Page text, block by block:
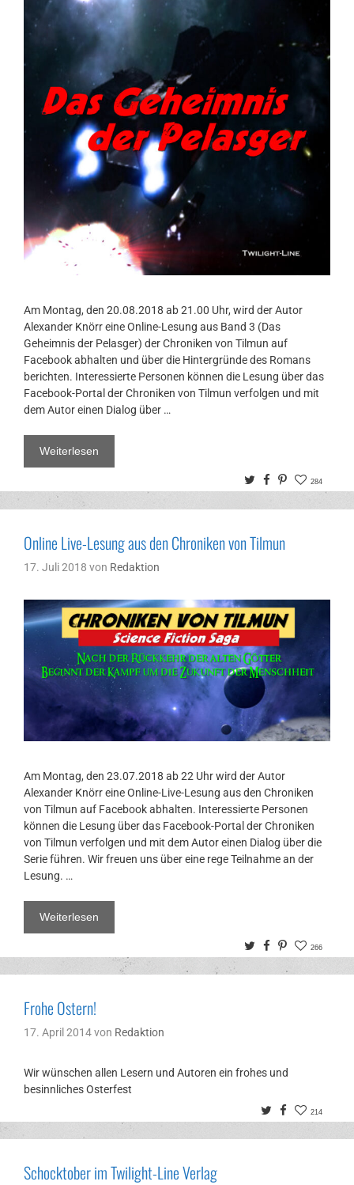
Am Montag, den 20.08.2018 ab 21.00 Uhr, wird der Autor
Alexander Knörr eine Online-Lesung aus Band 3 (Das
Geheimnis der Pelasger) der Chroniken von Tilmun auf
Facebook abhalten und über die Hintergründe des Romans
berichten. Interessierte Personen können die Lesung über das
Facebook-Portal der Chroniken von Tilmun verfolgen und mit
dem Autor einen Dialog über …
Weiterlesen
TwitterFacebook
Pinterest
284
Online Live-Lesung aus den Chroniken von Tilmun
17. Juli 2018 von Redaktion
Am Montag, den 23.07.2018 ab 22 Uhr wird der Autor
Alexander Knörr eine Online-Live-Lesung aus den Chroniken
von Tilmun auf Facebook abhalten. Interessierte Personen
können die Lesung über das Facebook-Portal der Chroniken
von Tilmun verfolgen und mit dem Autor einen Dialog über die
Serie führen. Wir freuen uns über eine rege Teilnahme an der
Lesung. …
Weiterlesen
TwitterFacebook
Pinterest
266
Frohe Ostern!
17. April 2014von Redaktion
Wir wünschen allen Lesern und Autoren ein frohes und
besinnliches Osterfest
TwitterFacebook
214
Schocktober im Twilight-Line Verlag